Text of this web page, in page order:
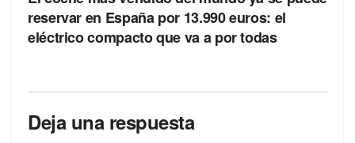
reservar en España por 13.990 euros: el
eléctrico compacto que va a por todas
Deja una respuesta